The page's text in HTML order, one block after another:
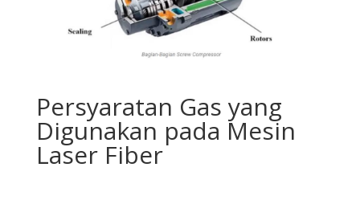
Persyaratan Gas yang
Digunakan pada Mesin
Laser Fiber